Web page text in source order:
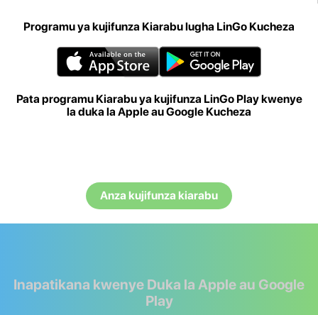
Programu ya kujifunza Kiarabu lugha LinGo Kucheza
Pata programu Kiarabu ya kujifunza LinGo Play kwenye
la duka la Apple au Google Kucheza
Anza kujifunza kiarabu
Inapatikana kwenye Duka la Apple au Google
Play